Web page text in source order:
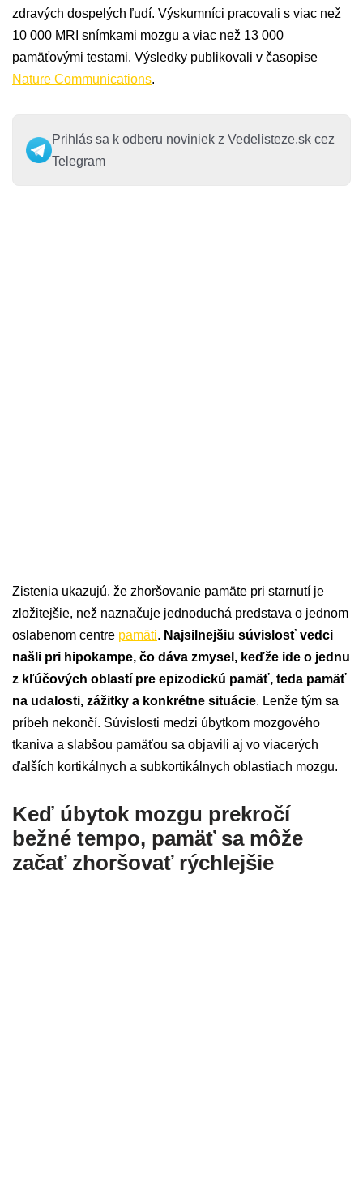
zdravých dospelých ľudí. Výskumníci pracovali s viac než
10 000 MRI snímkami mozgu a viac než 13 000
pamäťovými testami. Výsledky publikovali v časopise
Nature Communications.
Prihlás sa k odberu noviniek z Vedelisteze.sk cez
Telegram
Zistenia ukazujú, že zhoršovanie pamäte pri starnutí je
zložitejšie, než naznačuje jednoduchá predstava o jednom
oslabenom centre pamäti. Najsilnejšiu súvislosť vedci
našli pri hipokampe, čo dáva zmysel, keďže ide o jednu
z kľúčových oblastí pre epizodickú pamäť, teda pamäť
na udalosti, zážitky a konkrétne situácie. Lenže tým sa
príbeh nekončí. Súvislosti medzi úbytkom mozgového
tkaniva a slabšou pamäťou sa objavili aj vo viacerých
ďalších kortikálnych a subkortikálnych oblastiach mozgu.
Keď úbytok mozgu prekročí
bežné tempo, pamäť sa môže
začať zhoršovať rýchlejšie